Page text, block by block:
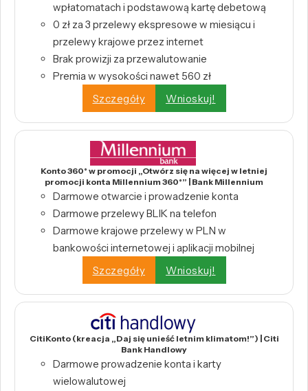
wpłatomatach i podstawową kartę debetową
0 zł za 3 przelewy ekspresowe w miesiącu i
przelewy krajowe przez internet
Brak prowizji za przewalutowanie
Premia w wysokości nawet 560 zł
Szczegóły
Wnioskuj!
Konto 360° w promocji „Otwórz się na więcej w letniej
promocji konta Millennium 360°” | Bank Millennium
Darmowe otwarcie i prowadzenie konta
Darmowe przelewy BLIK na telefon
Darmowe krajowe przelewy w PLN w
bankowości internetowej i aplikacji mobilnej
Szczegóły
Wnioskuj!
CitiKonto (kreacja „Daj się unieść letnim klimatom!”) | Citi
Bank Handlowy
Darmowe prowadzenie konta i karty
wielowalutowej